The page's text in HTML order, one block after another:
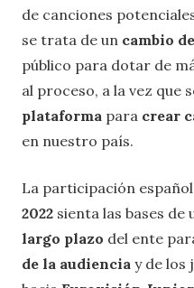
de canciones
se trata de un cambio
público para dotar de
al proceso, a la vez que
plataforma para crear
en nuestro país.
La participación
2022 sienta las bases de
largo plazo del ente
de la audiencia y de los